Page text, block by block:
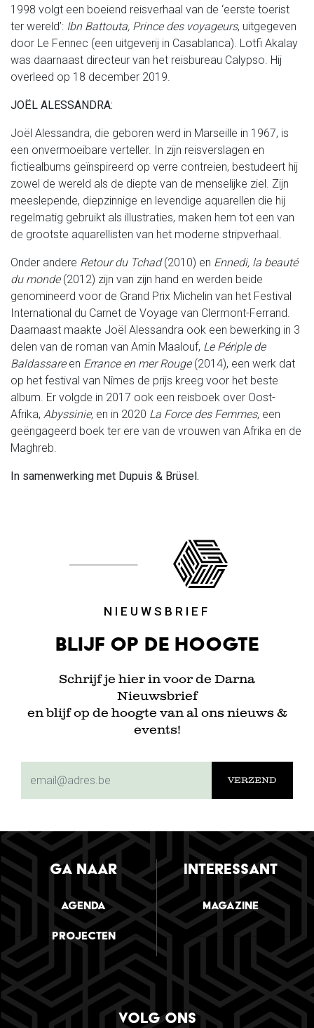
1998 volgt een boeiend reisverhaal van de ‘eerste toerist
ter wereld’: Ibn Battouta, Prince des voyageurs, uitgegeven
door Le Fennec (een uitgeverij in Casablanca). Lotfi Akalay
was daarnaast directeur van het reisbureau Calypso. Hij
overleed op 18 december 2019.
JOËL ALESSANDRA:
Joël Alessandra, die geboren werd in Marseille in 1967, is
een onvermoeibare verteller. In zijn reisverslagen en
fictiealbums geïnspireerd op verre contreien, bestudeert hij
zowel de wereld als de diepte van de menselijke ziel. Zijn
meeslepende, diepzinnige en levendige aquarellen die hij
regelmatig gebruikt als illustraties, maken hem tot een van
de grootste aquarellisten van het moderne stripverhaal.
Onder andere Retour du Tchad(2010) en Ennedi, la beauté
du monde(2012) zijn van zijn hand en werden beide
genomineerd voor de Grand Prix Michelin van het Festival
International du Carnet de Voyage van Clermont-Ferrand.
Daarnaast maakte Joël Alessandra ook een bewerking in 3
delen van de roman van Amin Maalouf, Le Périple de
Baldassareen Errance en mer Rouge(2014), een werk dat
op het festival van Nîmes de prijs kreeg voor het beste
album. Er volgde in 2017 ook een reisboek over Oost-
Afrika, Abyssinie, en in 2020 La Force des Femmes, een
geëngageerd boek ter ere van de vrouwen van Afrika en de
Maghreb.
In samenwerking met Dupuis & Brüsel.
NIEUWSBRIEF
Blijf op de hoogte
Schrijf je hier in voor de Darna
Nieuwsbrief
en blijf op de hoogte van al ons nieuws &
events!
GA NAAR
Agenda
Projecten
INTERESSANT
Magazine
VOLG ONS